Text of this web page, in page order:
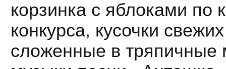
корзинка с яблоками по
конкурса, кусочки
сложенные в тряпичные